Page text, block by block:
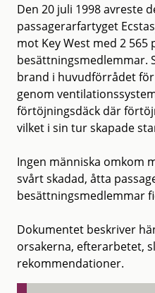
Den 20 juli 1998 avreste
passagerarfartyget
mot Key West med 2 565
besättningsmedlemmar.
brand i huvudförrådet
genom
förtöjningsdäck där
vilket i sin tur skapade
Ingen människa omkom
svårt skadad, åtta
besättningsmedlemmar
Dokumentet beskriver
orsakerna, efterarbetet,
rekommendationer.